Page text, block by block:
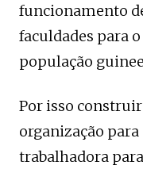
funcionamento
faculdades para
população
Por isso
organização para
trabalhadora